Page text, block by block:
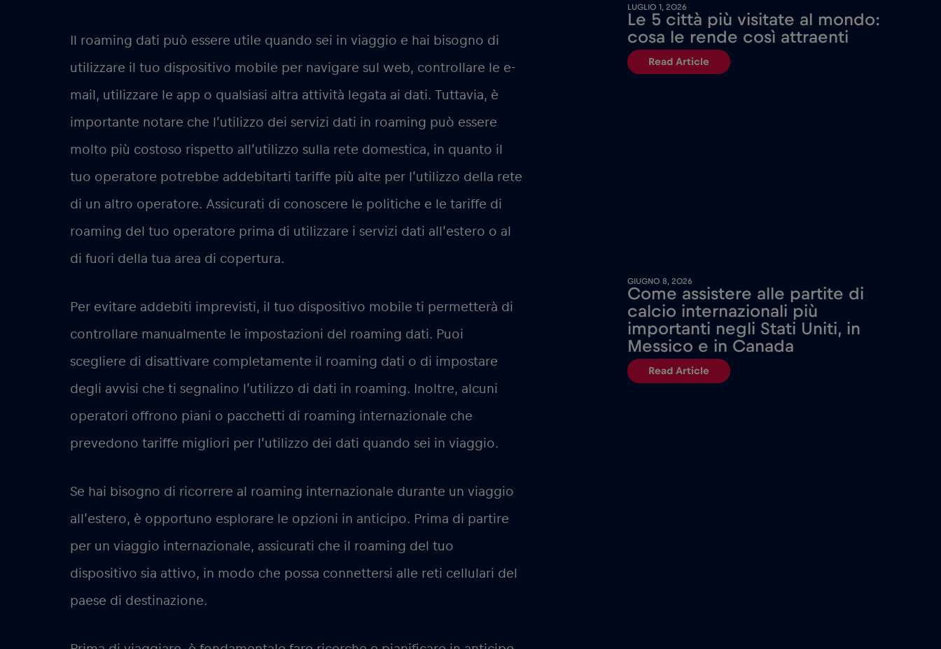
Il roaming dati può essere utile quando sei in viaggio e hai bisogno di
utilizzare il tuo dispositivo mobile per navigare sul web, controllare le e-
mail, utilizzare le app o qualsiasi altra attività legata ai dati. Tuttavia, è
importante notare che l’utilizzo dei servizi dati in roaming può essere
molto più costoso rispetto all’utilizzo sulla rete domestica, in quanto il
tuo operatore potrebbe addebitarti tariffe più alte per l’utilizzo della rete
di un altro operatore. Assicurati di conoscere le politiche e le tariffe di
roaming del tuo operatore prima di utilizzare i servizi dati all’estero o al
di fuori della tua area di copertura.
Per evitare addebiti imprevisti, il tuo dispositivo mobile ti permetterà di
controllare manualmente le impostazioni del roaming dati. Puoi
scegliere di disattivare completamente il roaming dati o di impostare
degli avvisi che ti segnalino l’utilizzo di dati in roaming. Inoltre, alcuni
operatori offrono piani o pacchetti di roaming internazionale che
prevedono tariffe migliori per l’utilizzo dei dati quando sei in viaggio.
Se hai bisogno di ricorrere al roaming internazionale durante un viaggio
all’estero, è opportuno esplorare le opzioni in anticipo. Prima di partire
per un viaggio internazionale, assicurati che il roaming del tuo
dispositivo sia attivo, in modo che possa connettersi alle reti cellulari del
paese di destinazione.
LUGLIO 1, 2026
Le 5 città più visitate al mondo:
cosa le rende così attraenti
Read Article
GIUGNO 8, 2026
Come assistere alle partite di
calcio internazionali più
importanti negli Stati Uniti, in
Messico e in Canada
Read Article